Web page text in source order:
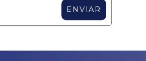
ENVIAR